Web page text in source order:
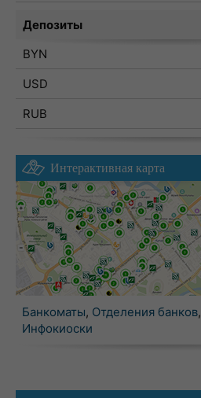
Депозиты
BYN
USD
RUB
Интерактивная карта
Банкоматы, Отделения банков,
Инфокиоски